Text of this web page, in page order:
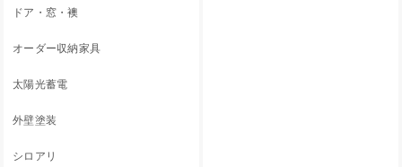
ドア・窓・襖
オーダー収納家具
太陽光蓄電
外壁塗装
シロアリ